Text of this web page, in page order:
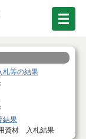
等の結果
結果
資材 入札結果